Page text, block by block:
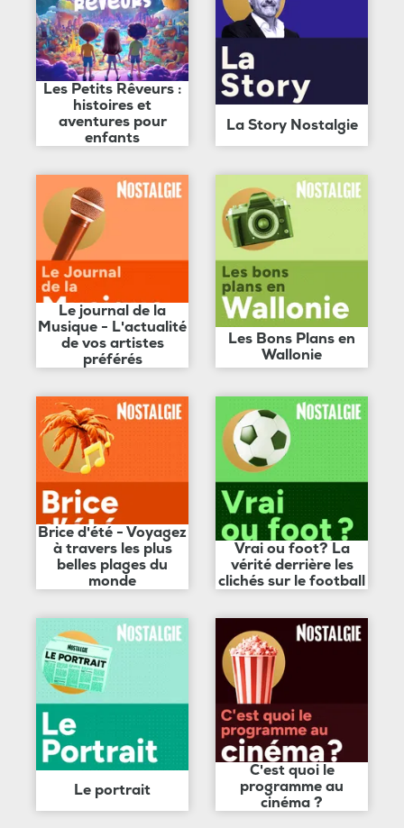
Les Petits Rêveurs :
histoires et
aventures pour
enfants
La Story Nostalgie
Le journal de la
Musique - L'actualité
de vos artistes
préférés
Les Bons Plans en
Wallonie
Brice d'été - Voyagez
à travers les plus
belles plages du
monde
Vrai ou foot? La
vérité derrière les
clichés sur le football
Le portrait
C'est quoi le
programme au
cinéma ?